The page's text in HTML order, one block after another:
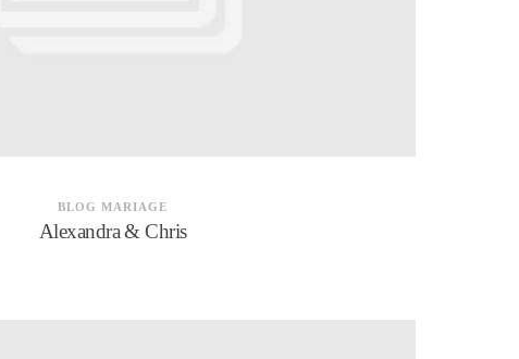
BLOG MARIAGE
Alexandra & Chris